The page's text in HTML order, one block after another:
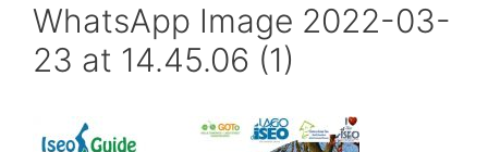
WhatsApp Image 2022-03-
23 at 14.45.06 (1)